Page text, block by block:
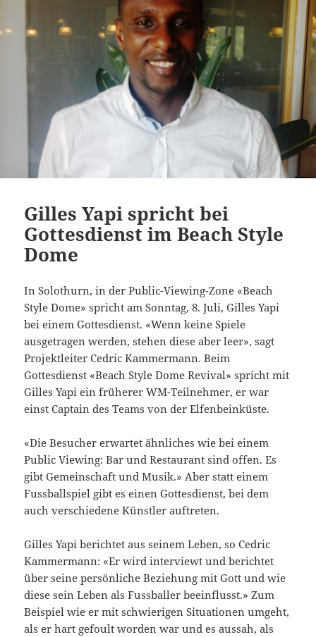
Gilles Yapi spricht bei
Gottesdienst im Beach Style
Dome
In Solothurn, in der Public-Viewing-Zone «Beach
Style Dome» spricht am Sonntag, 8. Juli, Gilles Yapi
bei einem Gottesdienst. «Wenn keine Spiele
ausgetragen werden, stehen diese aber leer», sagt
Projektleiter Cedric Kammermann. Beim
Gottesdienst «Beach Style Dome Revival» spricht mit
Gilles Yapi ein früherer WM-Teilnehmer, er war
einst Captain des Teams von der Elfenbeinküste.
«Die Besucher erwartet ähnliches wie bei einem
Public Viewing: Bar und Restaurant sind offen. Es
gibt Gemeinschaft und Musik.» Aber statt einem
Fussballspiel gibt es einen Gottesdienst, bei dem
auch verschiedene Künstler auftreten.
Gilles Yapi berichtet aus seinem Leben, so Cedric
Kammermann: «Er wird interviewt und berichtet
über seine persönliche Beziehung mit Gott und wie
diese sein Leben als Fussballer beeinflusst.» Zum
Beispiel wie er mit schwierigen Situationen umgeht,
als er hart gefoult worden war und es aussah, als